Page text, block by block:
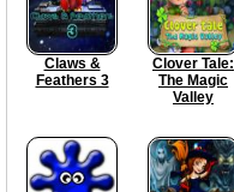
Claws &
Feathers 3
Clover Tale:
The Magic
Valley